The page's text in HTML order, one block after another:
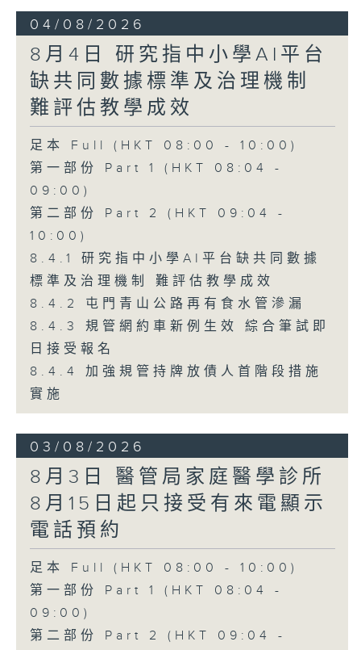
04/08/2026
8月4日 研究指中小學AI平台
缺共同數據標準及治理機制
難評估教學成效
足本 Full (HKT 08:00 - 10:00)
第一部份 Part 1 (HKT 08:04 -
09:00)
第二部份 Part 2 (HKT 09:04 -
10:00)
8.4.1 研究指中小學AI平台缺共同數據
標準及治理機制 難評估教學成效
8.4.2 屯門青山公路再有食水管滲漏
8.4.3 規管網約車新例生效 綜合筆試即
日接受報名
8.4.4 加強規管持牌放債人首階段措施
實施
03/08/2026
8月3日 醫管局家庭醫學診所
8月15日起只接受有來電顯示
電話預約
足本 Full (HKT 08:00 - 10:00)
第一部份 Part 1 (HKT 08:04 -
09:00)
第二部份 Part 2 (HKT 09:04 -